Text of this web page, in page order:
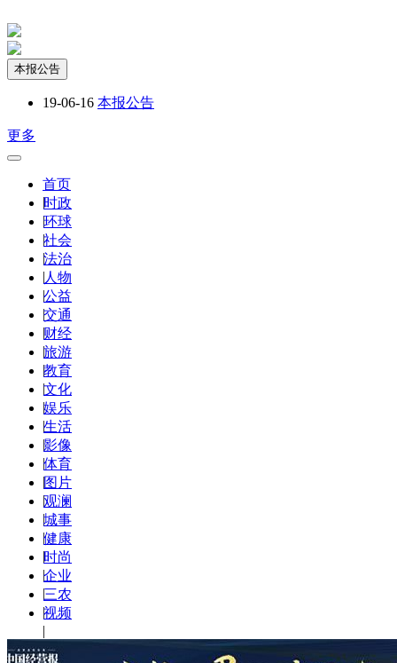
本报公告
19-06-16 本报公告
更多
首页
|时政
|环球
|社会
|法治
|人物
|公益
|交通
|财经
|旅游
|教育
|文化
|娱乐
|生活
|影像
|体育
|图片
|观澜
|城事
|健康
|时尚
|企业
|三农
|视频
|